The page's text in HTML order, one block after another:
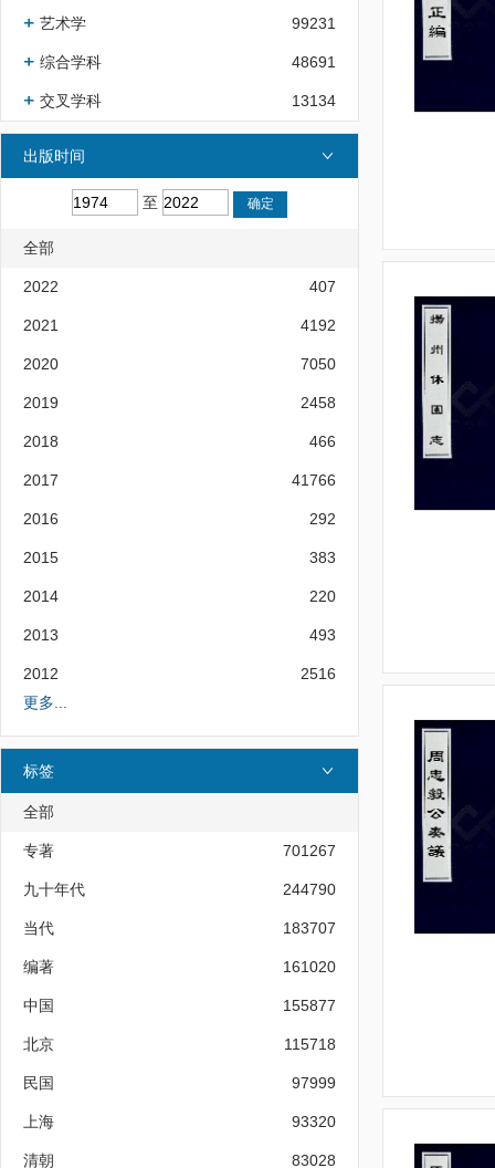
艺术学 99231
综合学科 48691
交叉学科 13134
出版时间
至
全部
2022 407
2021 4192
2020 7050
2019 2458
2018 466
2017 41766
2016 292
2015 383
2014 220
2013 493
2012
2516
更多...
标签
全部
专著 701267
九十年代 244790
当代 183707
编著 161020
中国 155877
北京 115718
民国 97999
上海 93320
清朝 83028